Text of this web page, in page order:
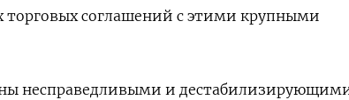
торговых соглашений с этими крупными
несправедливыми и